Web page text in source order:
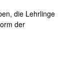
die Lehrlinge
der